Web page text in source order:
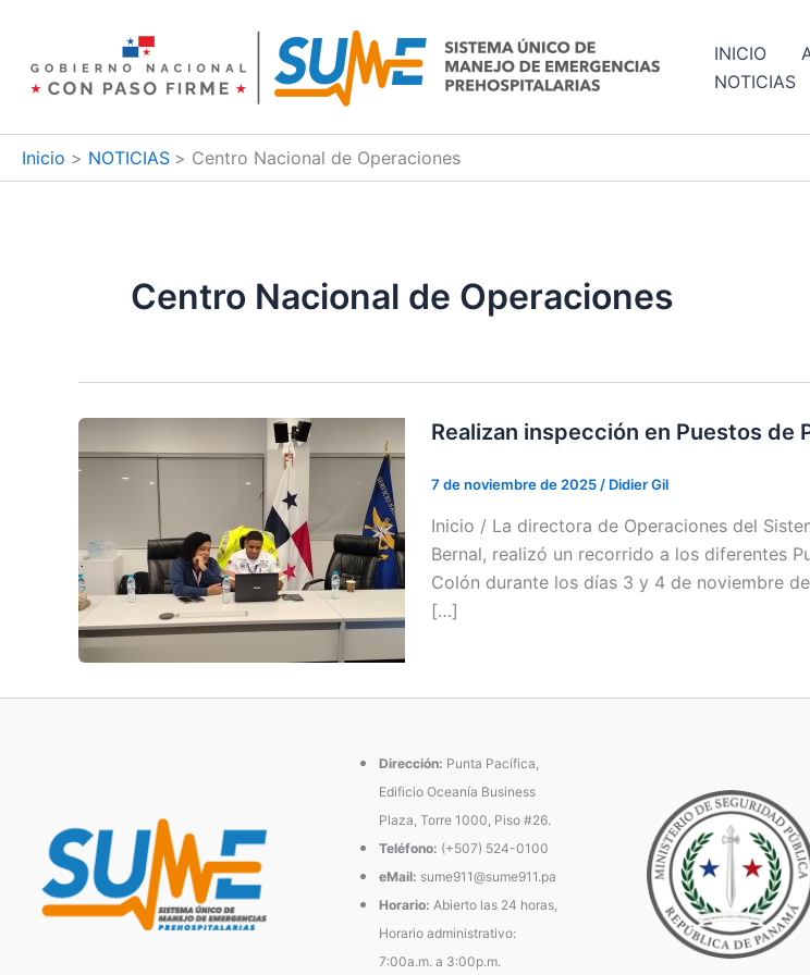
contenido
INICIO
NOTICIAS
Inicio NOTICIAS Centro Nacional de Operaciones
Centro Nacional de Operaciones
Realizan inspección en Puestos de
7 de noviembre de 2025 / Didier Gil
Inicio / La directora de Operaciones del
Bernal, realizó un recorrido a los diferentes
Colón durante los días 3 y 4 de noviembre
[…]
Dirección: Punta Pacífica,
Edificio Oceanía Business
Plaza, Torre 1000, Piso #26.
Teléfono: (+507) 524-0100
eMail: sume911@sume911.pa
Horario: Abierto las 24 horas,
Horario administrativo:
7:00a.m. a 3:00p.m.